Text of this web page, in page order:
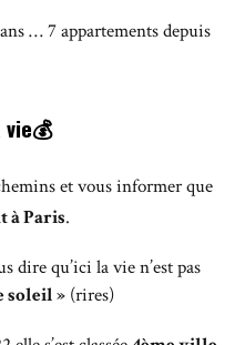
… 7 appartements depuis
vie💰
et vous informer que
à Paris.
dire qu’ici la vie n’est pas
soleil » (rires)